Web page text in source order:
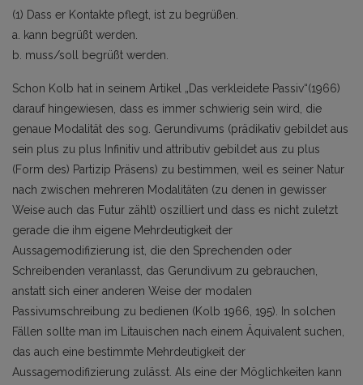
(1) Dass er Kontakte pflegt, ist zu begrüßen.
a. kann begrüßt werden.
b. muss/soll begrüßt werden.
Schon Kolb hat in seinem Artikel „Das verkleidete Passiv“(1966)
darauf hingewiesen, dass es immer schwierig sein wird, die
genaue Modalität des sog. Gerundivums (prädikativ gebildet aus
sein plus zu plus Infinitiv und attributiv gebildet aus zu plus
(Form des) Partizip Präsens) zu bestimmen, weil es seiner Natur
nach zwischen mehreren Modalitäten (zu denen in gewisser
Weise auch das Futur zählt) oszilliert und dass es nicht zuletzt
gerade die ihm eigene Mehrdeutigkeit der
Aussagemodifizierung ist, die den Sprechenden oder
Schreibenden veranlasst, das Gerundivum zu gebrauchen,
anstatt sich einer anderen Weise der modalen
Passivumschreibung zu bedienen (Kolb 1966, 195). In solchen
Fällen sollte man im Litauischen nach einem Äquivalent suchen,
das auch eine bestimmte Mehrdeutigkeit der
Aussagemodifizierung zulässt. Als eine der Möglichkeiten kann